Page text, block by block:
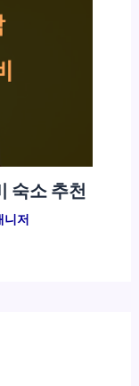
숙소 추천
니저